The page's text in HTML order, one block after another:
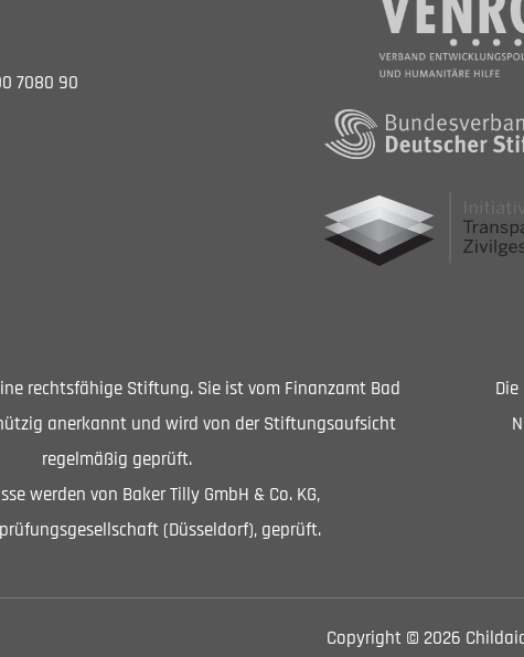
7080 90
rechtsfähige Stiftung. Sie ist vom Finanzamt Bad
anerkannt und wird von der Stiftungsaufsicht
regelmäßig geprüft.
werden von Baker Tilly GmbH & Co. KG,
(Düsseldorf), geprüft.
Copyright © 2026